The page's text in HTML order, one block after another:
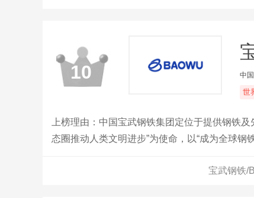
10 中
世
上榜理由：中国宝武钢铁集团定位于提供钢铁
态圈推动人类文明进步”为使命，以“成为全球钢
宝武钢铁/